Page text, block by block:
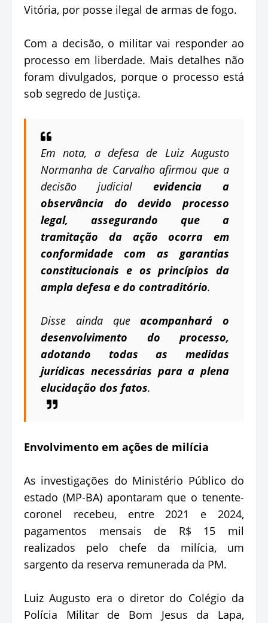
Vitória, por posse ilegal de armas de fogo.
Com a decisão, o militar vai responder ao
processo em liberdade. Mais detalhes não
foram divulgados, porque o processo está
sob segredo de Justiça.
Em nota, a defesa de Luiz Augusto
Normanha de Carvalho afirmou que a
decisão judicial evidencia a
observância do devido processo
legal, assegurando que a
tramitação da ação ocorra em
conformidade com as garantias
constitucionais e os princípios da
ampla defesa e do contraditório.
Disse ainda queacompanhará o
desenvolvimento do processo,
adotando todas as medidas
jurídicas necessárias para a plena
elucidação dos fatos.
Envolvimento em ações de milícia
As investigações do Ministério Público do
estado (MP-BA) apontaram que o tenente-
coronel recebeu, entre 2021 e 2024,
pagamentos mensais de R$ 15 mil
realizados pelo chefe da milícia, um
sargento da reserva remunerada da PM.
Luiz Augusto era o diretor do Colégio da
Polícia Militar de Bom Jesus da Lapa,